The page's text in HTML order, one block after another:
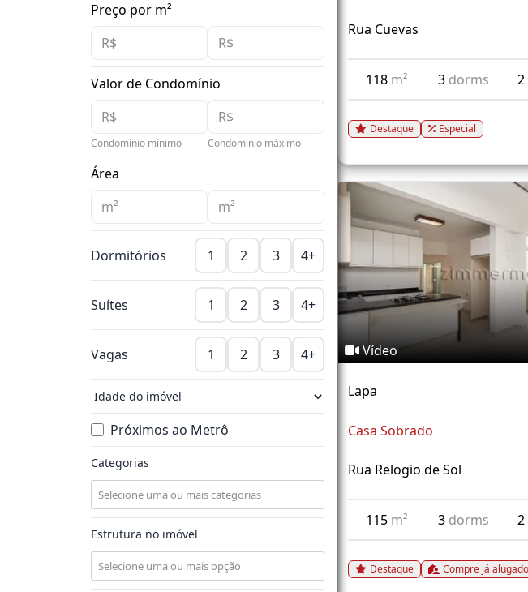
Preço por m²
Valor de Condomínio
Condomínio mínimo Condomínio máximo
Área
Dormitórios 1 2 3 4+
Suítes 1 2 3 4+
Vagas 1 2 3 4+
Próximos ao Metrô
Categorias
Estrutura no imóvel
Rua Cuevas
118 m² 3 dorms 2
Destaque Especial
Vídeo
Lapa
Casa Sobrado
Rua Relogio de Sol
115 m² 3 dorms 2
Destaque Compre já alugado